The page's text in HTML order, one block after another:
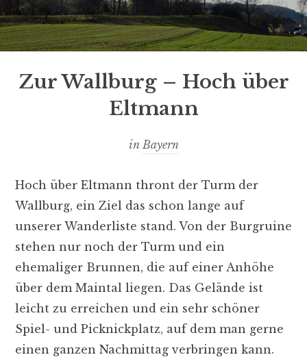
Zur Wallburg – Hoch über
Eltmann
in Bayern
Hoch über Eltmann thront der Turm der
Wallburg, ein Ziel das schon lange auf
unserer Wanderliste stand. Von der Burgruine
stehen nur noch der Turm und ein
ehemaliger Brunnen, die auf einer Anhöhe
über dem Maintal liegen. Das Gelände ist
leicht zu erreichen und ein sehr schöner
Spiel- und Picknickplatz, auf dem man gerne
einen ganzen Nachmittag verbringen kann.